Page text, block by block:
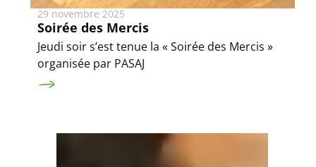
29 novembre 2025
Soirée des Mercis
Jeudi soir s’est tenue la « Soirée des Mercis »
organisée par PASAJ